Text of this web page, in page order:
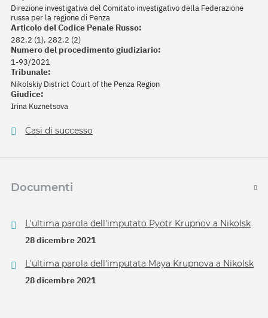
Direzione investigativa del Comitato investigativo della Federazione
russa per la regione di Penza
Articolo del Codice Penale Russo:
282.2 (1), 282.2 (2)
Numero del procedimento giudiziario:
1-93/2021
Tribunale:
Nikolskiy District Court of the Penza Region
Giudice:
Irina Kuznetsova
Casi di successo
Documenti
L'ultima parola dell'imputato Pyotr Krupnov a Nikolsk
28 dicembre 2021
L'ultima parola dell'imputata Maya Krupnova a Nikolsk
28 dicembre 2021